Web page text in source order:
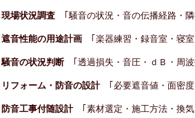
現場状況調査 ｢騒音の状況・音の伝播経路・
遮音性能の用途計画 ｢楽器練習・録音室・寝
騒音の状況判断 ｢透過損失・音圧・ｄＢ・周
リフォーム・防音の設計 ｢必要遮音値・面密
防音工事付随設計 ｢素材選定・施工方法・換